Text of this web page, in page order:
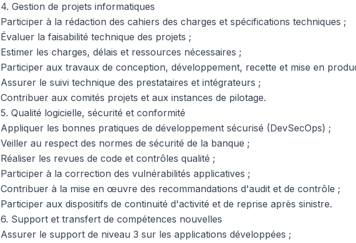
4. Gestion de projets informatiques
Participer à la rédaction des cahiers des charges et spécifications techniques ;
Évaluer la faisabilité technique des projets ;
Estimer les charges, délais et ressources nécessaires ;
Participer aux travaux de conception, développement, recette et mise en
Assurer le suivi technique des prestataires et intégrateurs ;
Contribuer aux comités projets et aux instances de pilotage.
5. Qualité logicielle, sécurité et conformité
Appliquer les bonnes pratiques de développement sécurisé (DevSecOps) ;
Veiller au respect des normes de sécurité de la banque ;
Réaliser les revues de code et contrôles qualité ;
Participer à la correction des vulnérabilités applicatives ;
Contribuer à la mise en œuvre des recommandations d'audit et de contrôle ;
Participer aux dispositifs de continuité d'activité et de reprise après sinistre.
6. Support et transfert de compétences nouvelles
Assurer le support de niveau 3 sur les applications développées ;